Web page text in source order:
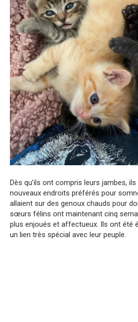
Dès qu’ils ont compris leurs jambes,
nouveaux endroits préférés pour
allaient sur des genoux chauds pour
sœurs félins ont maintenant cinq
plus enjoués et affectueux. Ils ont été
un lien très spécial avec leur peuple.